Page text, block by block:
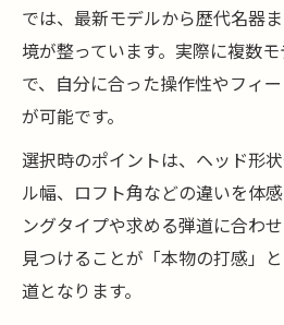
では、最新モデルから歴代名器
境が整っています。実際に複数
で、自分に合った操作性やフィ
が可能です。
選択時のポイントは、ヘッド形
ル幅、ロフト角などの違いを体
ングタイプや求める弾道に合わ
見つけることが「本物の打感」
道となります。